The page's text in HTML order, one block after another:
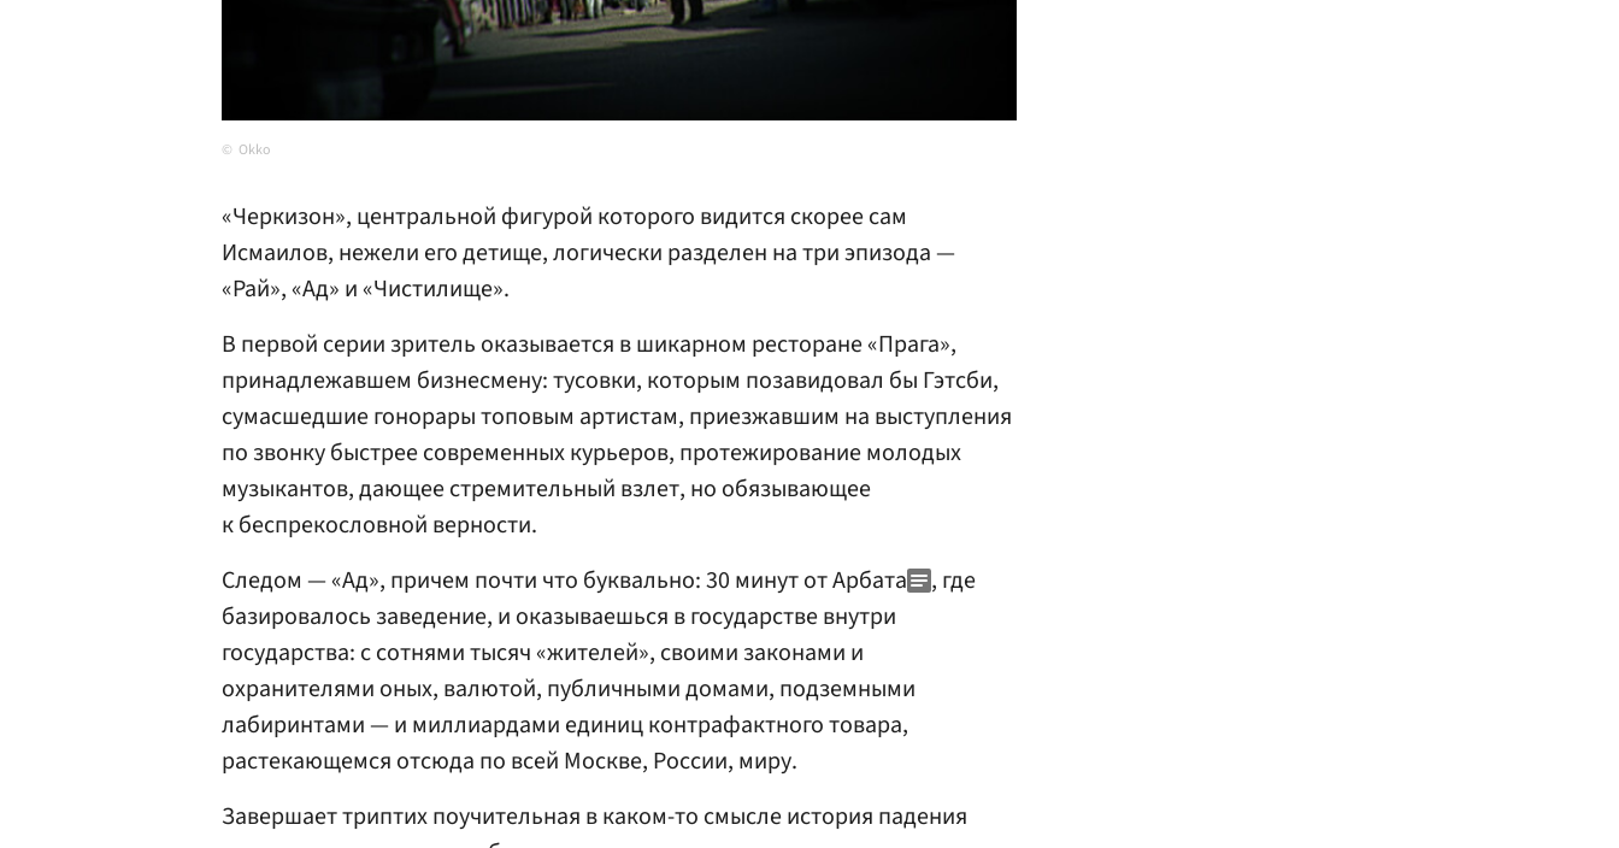
Okko
«Черкизон», центральной фигурой которого видится скорее сам
Исмаилов, нежели его детище, логически разделен на три эпизода —
«Рай», «Ад» и «Чистилище».
В первой серии зритель оказывается в шикарном ресторане «Прага»,
принадлежавшем бизнесмену: тусовки, которым позавидовал бы Гэтсби,
сумасшедшие гонорары топовым артистам, приезжавшим на выступления
по звонку быстрее современных курьеров, протежирование молодых
музыкантов, дающее стремительный взлет, но обязывающее
к беспрекословной верности.
Следом — «Ад», причем почти что буквально: 30 минут от Арбата
, где
базировалось заведение, и оказываешься в государстве внутри
государства: с сотнями тысяч «жителей», своими законами и
охранителями оных, валютой, публичными домами, подземными
лабиринтами — и миллиардами единиц контрафактного товара,
растекающемся отсюда по всей Москве, России, миру.
Завершает триптих поучительная в каком-то смысле история падения